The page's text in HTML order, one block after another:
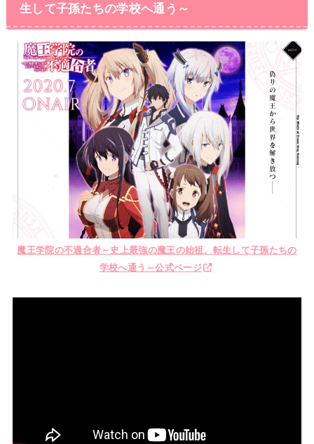
生して子孫たちの学校へ通う～
魔王学院の不適合者～史上最強の魔王の始祖、転生して子孫たちの
学校へ通う～公式ページ